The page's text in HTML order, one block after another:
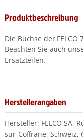
Produktbeschreibung
Die Buchse der FELCO
Beachten Sie auch
Ersatzteilen.
Herstellerangaben
Hersteller: FELCO SA,
sur-Coffrane,